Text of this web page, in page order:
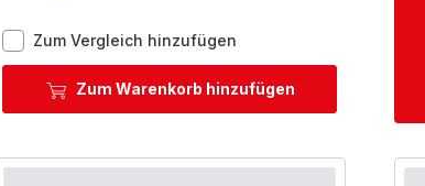
Zum Vergleich hinzufügenJamie
Oliver
by
Pfannenset
Zum Warenkorb hinzufügen